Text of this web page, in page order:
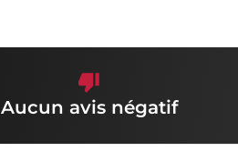
Aucun avis négatif